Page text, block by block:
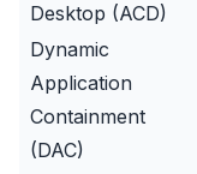
Desktop (ACD)
Dynamic
Application
Containment
(DAC)